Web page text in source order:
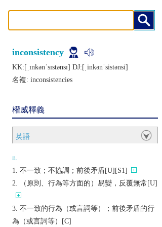
inconsistency
KK:[ˌɪnkǝnˈsɪstǝnsɪ] DJ:[ˌinkǝnˈsistǝnsi]
名複: inconsistencies
權威釋義
英語
n.
不一致；不協調；前後矛盾[U][S1]
（原則、行為等方面的）易變，反覆無常[U]
不一致的行為（或言詞等）；前後矛盾的行
為（或言詞等）[C]